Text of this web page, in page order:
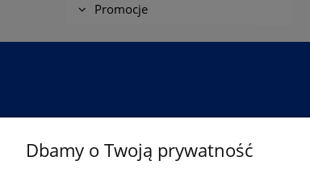
Promocje
Dbamy o Twoją prywatność